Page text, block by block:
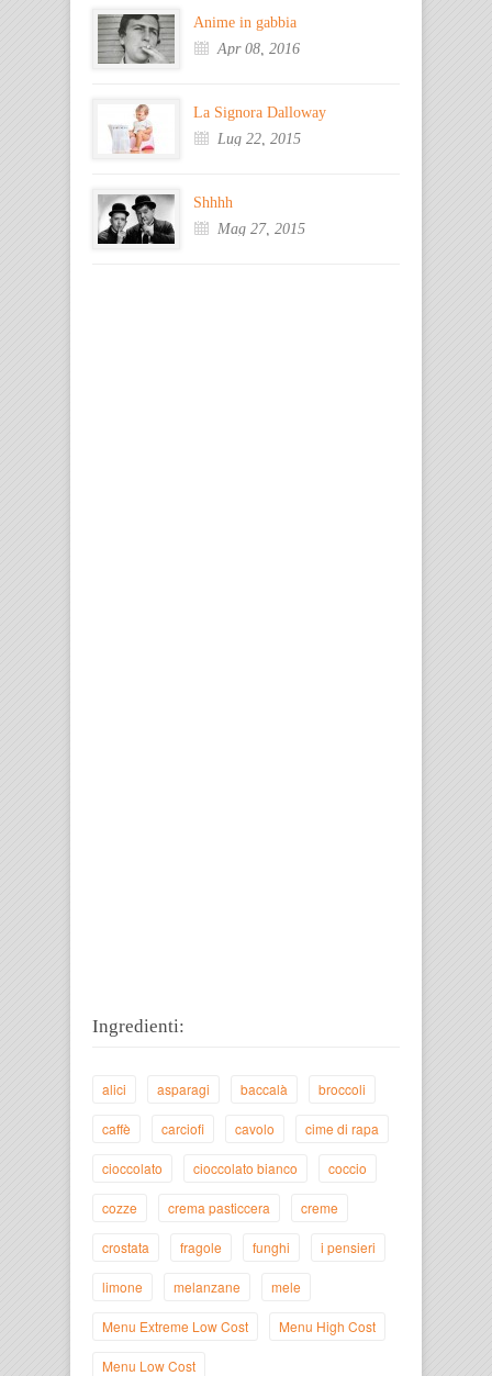
Anime in gabbia
Apr 08, 2016
La Signora Dalloway
Lug 22, 2015
Shhhh
Mag 27, 2015
Ingredienti:
alici asparagi baccalà broccoli
caffè carciofi cavolo cime di rapa
cioccolato cioccolato bianco coccio
cozze crema pasticcera creme
crostata fragole funghi i pensieri
limone melanzane mele
Menu Extreme Low Cost Menu High Cost
Menu Low Cost